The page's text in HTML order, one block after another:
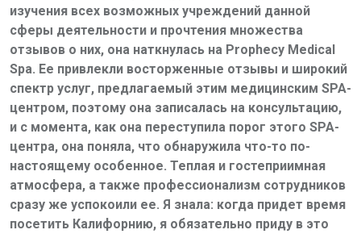
изучения всех возможных учреждений данной
сферы деятельности и прочтения множества
отзывов о них, она наткнулась на Prophecy Medical
Spa. Ее привлекли восторженные отзывы и широкий
спектр услуг, предлагаемый этим медицинским SPA-
центром, поэтому она записалась на консультацию,
и с момента, как она переступила порог этого SPA-
центра, она поняла, что обнаружила что-то по-
настоящему особенное. Теплая и гостеприимная
атмосфера, а также профессионализм сотрудников
сразу же успокоили ее. Я знала: когда придет время
посетить Калифорнию, я обязательно приду в это